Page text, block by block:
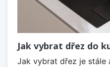
Jak vybrat dřez do
Jak vybrat dřez je stále